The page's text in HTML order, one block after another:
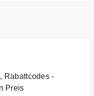
Rabattcodes -
Preis